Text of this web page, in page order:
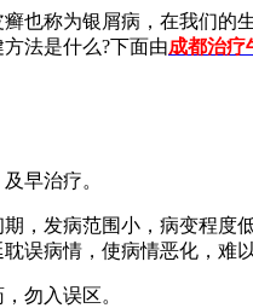
癣也称为银屑病，在我们的
法是什么?下面由成都治疗
早治疗。
，发病范围小，病变程
误病情，使病情恶化，难以
勿入误区。